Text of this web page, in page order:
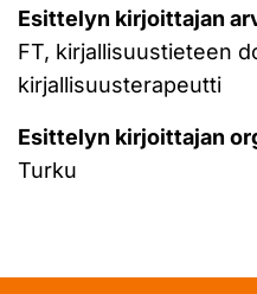
Esittelyn kirjoittajan
FT, kirjallisuustieteen
kirjallisuusterapeutti
Esittelyn kirjoittajan
Turku